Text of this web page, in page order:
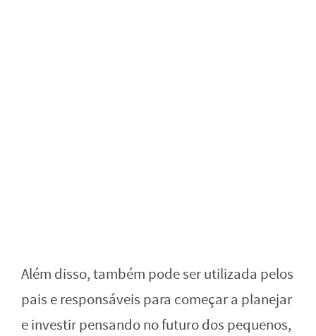
Além disso, também pode ser utilizada pelos
pais e responsáveis para começar a planejar
e investir pensando no futuro dos pequenos,